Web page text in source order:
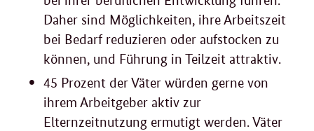
Daher sind Möglichkeiten, ihre Arbeitszeit
bei Bedarf reduzieren oder aufstocken zu
können, und Führung in Teilzeit attraktiv.
45 Prozent der Väter würden gerne von
ihrem Arbeitgeber aktiv zur
Elternzeitnutzung ermutigt werden. Väter